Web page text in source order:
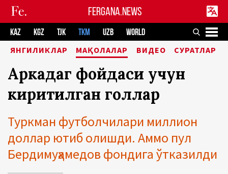
FERGANA.NEWS
KAZ KGZ TJK TKM UZB WORLD
ЯНГИЛИКЛАР МАҚОЛАЛАР ВИДЕО СУРАТЛАР
Аркадаг фойдаси учун
киритилган голлар
Туркман футболчилари миллион
доллар ютиб олишди. Аммо пул
Бердимуҳамедов фондига ўтказилди